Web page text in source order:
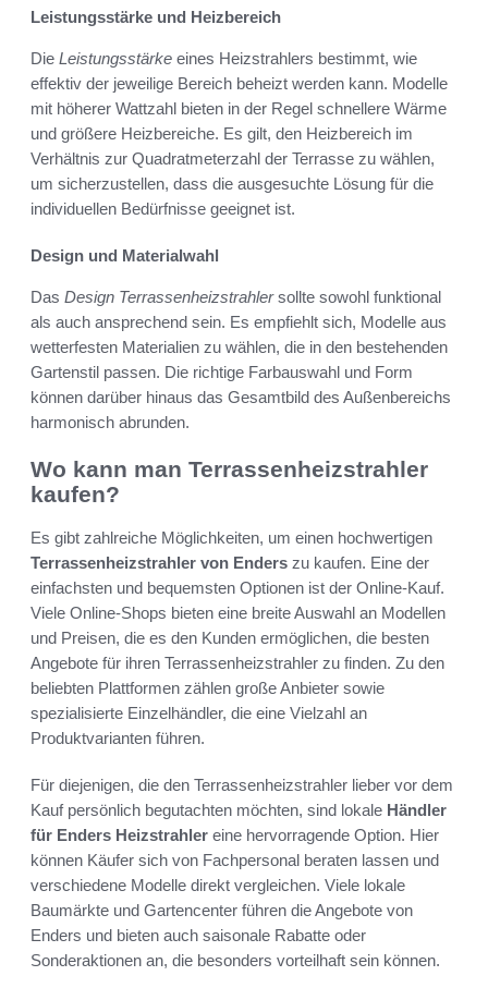
Leistungsstärke und Heizbereich
Die Leistungsstärke eines Heizstrahlers bestimmt, wie
effektiv der jeweilige Bereich beheizt werden kann. Modelle
mit höherer Wattzahl bieten in der Regel schnellere Wärme
und größere Heizbereiche. Es gilt, den Heizbereich im
Verhältnis zur Quadratmeterzahl der Terrasse zu wählen,
um sicherzustellen, dass die ausgesuchte Lösung für die
individuellen Bedürfnisse geeignet ist.
Design und Materialwahl
Das Design Terrassenheizstrahlersollte sowohl funktional
als auch ansprechend sein. Es empfiehlt sich, Modelle aus
wetterfesten Materialien zu wählen, die in den bestehenden
Gartenstil passen. Die richtige Farbauswahl und Form
können darüber hinaus das Gesamtbild des Außenbereichs
harmonisch abrunden.
Wo kann man Terrassenheizstrahler
kaufen?
Es gibt zahlreiche Möglichkeiten, um einen hochwertigen
Terrassenheizstrahler von Enders zu kaufen. Eine der
einfachsten und bequemsten Optionen ist der Online-Kauf.
Viele Online-Shops bieten eine breite Auswahl an Modellen
und Preisen, die es den Kunden ermöglichen, die besten
Angebote für ihren Terrassenheizstrahler zu finden. Zu den
beliebten Plattformen zählen große Anbieter sowie
spezialisierte Einzelhändler, die eine Vielzahl an
Produktvarianten führen.
Für diejenigen, die den Terrassenheizstrahler lieber vor dem
Kauf persönlich begutachten möchten, sind lokale Händler
für Enders Heizstrahler eine hervorragende Option. Hier
können Käufer sich von Fachpersonal beraten lassen und
verschiedene Modelle direkt vergleichen. Viele lokale
Baumärkte und Gartencenter führen die Angebote von
Enders und bieten auch saisonale Rabatte oder
Sonderaktionen an, die besonders vorteilhaft sein können.